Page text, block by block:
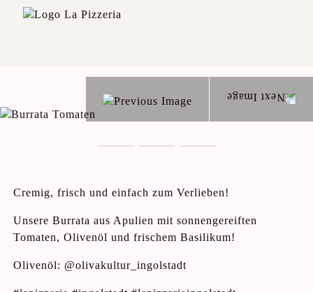
Cremig, frisch und einfach zum Verlieben!
Unsere Burrata aus Apulien mit sonnengereiften
Tomaten, Olivenöl und frischem Basilikum!
Olivenöl: @olivakultur_ingolstadt